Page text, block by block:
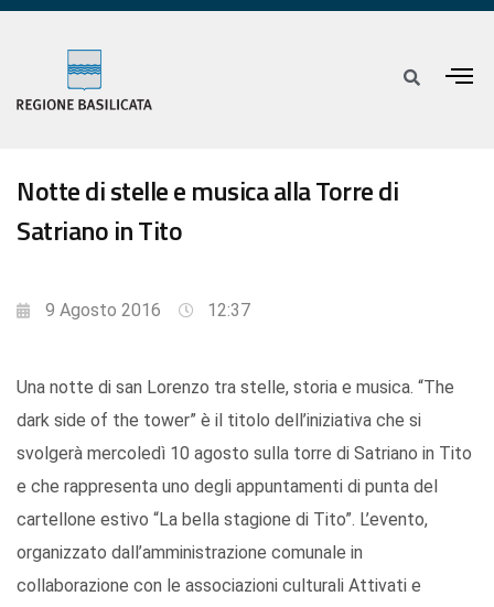
Notte di stelle e musica alla Torre di
Satriano in Tito
9 Agosto 2016 12:37
Una notte di san Lorenzo tra stelle, storia e musica. “The
dark side of the tower” è il titolo dell’iniziativa che si
svolgerà mercoledì 10 agosto sulla torre di Satriano in Tito
e che rappresenta uno degli appuntamenti di punta del
cartellone estivo “La bella stagione di Tito”. L’evento,
organizzato dall’amministrazione comunale in
collaborazione con le associazioni culturali Attivati e